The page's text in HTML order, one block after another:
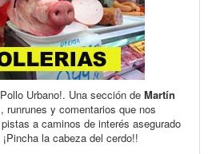
Urbano!. Una sección de Martín
runrunes y comentarios que nos
a caminos de interés asegurado
la cabeza del cerdo!!